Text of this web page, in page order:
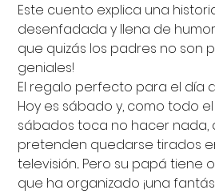
Este cuento explica una
desenfadada y llena de
que quizás los padres no son
geniales!
El regalo perfecto para el día
Hoy es sábado y, como todo
sábados toca no hacer nada,
pretenden quedarse tirados
televisión... Pero su papá tiene
que ha organizado ¡una